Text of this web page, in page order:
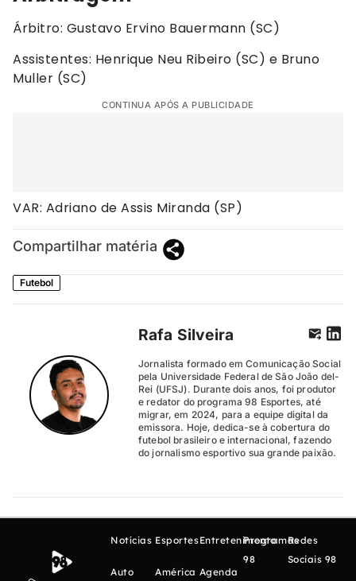
Árbitro: Gustavo Ervino Bauermann (SC)
Assistentes: Henrique Neu Ribeiro (SC) e Bruno
Muller (SC)
CONTINUA APÓS A PUBLICIDADE
VAR: Adriano de Assis Miranda (SP)
Compartilhar matéria
Futebol
Rafa Silveira
Jornalista formado em Comunicação Social
pela Universidade Federal de São João del-
Rei (UFSJ). Durante dois anos, foi produtor
e redator do programa 98 Esportes, até
migrar, em 2024, para a equipe digital da
emissora. Hoje, dedica-se à cobertura do
futebol brasileiro e internacional, fazendo
do jornalismo esportivo sua grande paixão.
Notícias
Auto
Esportes
América
Entretenimento
Agenda
Programas
98
Redes
Sociais 98